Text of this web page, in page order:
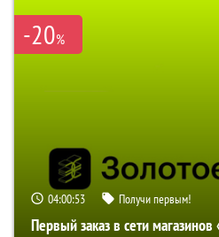
-20%
04:00:52 Получи первым!
Первый заказ в сети